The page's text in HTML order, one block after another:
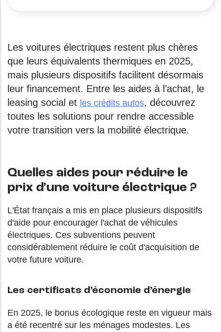
Les voitures électriques restent plus chères
que leurs équivalents thermiques en 2025,
mais plusieurs dispositifs facilitent désormais
leur financement. Entre les aides à l’achat, le
leasing social et les crédits autos, découvrez
toutes les solutions pour rendre accessible
votre transition vers la mobilité électrique.
Quelles aides pour réduire le
prix d'une voiture électrique ?
L'État français a mis en place plusieurs dispositifs
d'aide pour encourager l'achat de véhicules
électriques. Ces subventions peuvent
considérablement réduire le coût d'acquisition de
votre future voiture.
Les certificats d’économie d’énergie
En 2025, le bonus écologique reste en vigueur mais
a été recentré sur les ménages modestes. Les